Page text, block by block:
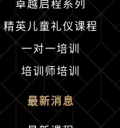
卓越启程系列
精英儿童礼仪课程
一对一培训
培训师培训
最新消息